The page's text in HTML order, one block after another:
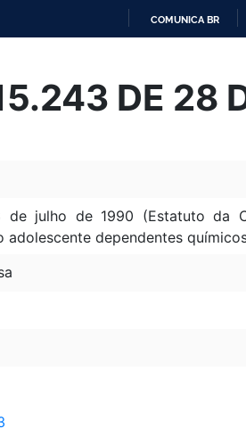
O
CONTEÚDO
COMUNICA BR
DE 28
de julho de 1990 (Estatuto da
adolescente dependentes